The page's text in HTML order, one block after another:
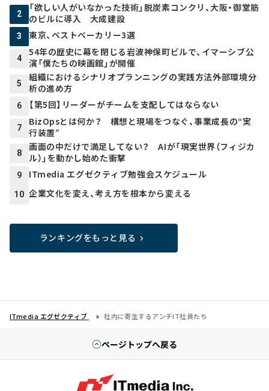
2
「欲しい人がいなかった技術」脱炭素コンクリ、大阪・御堂筋
のビルに導入 大成建設
3 東京、ベストベーカリー3選
4
54年の歴史に幕を閉じる岩波神保町ビルで、イマーシブ公
演「僕たちの映画館」が開催
5
組織におけるシナリオプランニングの実践方法――外部環境分
析の進め方
6 【第5回】リーダーがチームを支配してはならない
7
BizOpsとは何か？ 構想と現場をつなぐ、事業成長の“実
行装置”
8
画面の中だけで満足してない？ AIが「現実世界（フィジカ
ル）」を動かし始めた衝撃
9 ITmedia エグゼクティブ勉強会スケジュール
10 企業文化を変え、考え方を根本から変える
ランキングをもっと見る
ITmedia エグゼクティブ 社内に寄生するアンチIT社員たち
ページトップへ戻る